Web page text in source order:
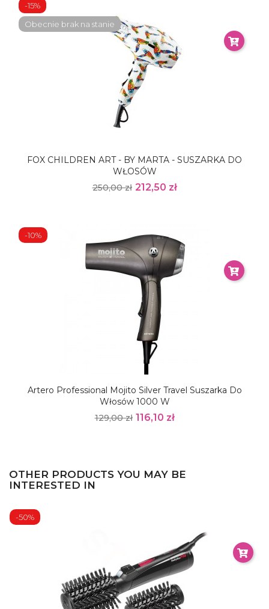
FOX CHILDREN ART - BY MARTA - SUSZARKA DO
WŁOSÓW
250,00 zł 212,50 zł
-15%
Obecnie brak na stanie
Artero Professional Mojito Silver Travel Suszarka Do
Włosów 1000 W
129,00 zł 116,10 zł
-10%
OTHER PRODUCTS YOU MAY BE
INTERESTED IN
-50%